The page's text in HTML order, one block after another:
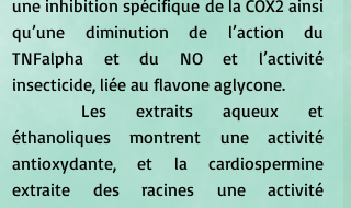
une inhibition spécifique de la COX2 ainsi
qu’une diminution de l’action du
TNFalpha et du NO et l’activité
insecticide, liée au flavone aglycone.
éthanoliques montrent une activité
antioxydante, et la cardiospermine
extraite des racines une activité